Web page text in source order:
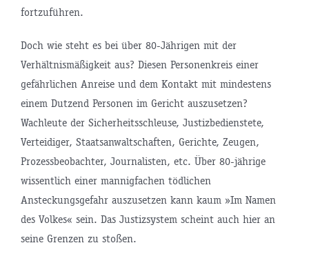
fortzuführen.
Doch wie steht es bei über 80-Jährigen mit der
Verhältnismäßigkeit aus? Diesen Personenkreis einer
gefährlichen Anreise und dem Kontakt mit mindestens
einem Dutzend Personen im Gericht auszusetzen?
Wachleute der Sicherheitsschleuse, Justizbedienstete,
Verteidiger, Staatsanwaltschaften, Gerichte, Zeugen,
Prozessbeobachter, Journalisten, etc. Über 80-jährige
wissentlich einer mannigfachen tödlichen
Ansteckungsgefahr auszusetzen kann kaum »Im Namen
des Volkes« sein. Das Justizsystem scheint auch hier an
seine Grenzen zu stoßen.